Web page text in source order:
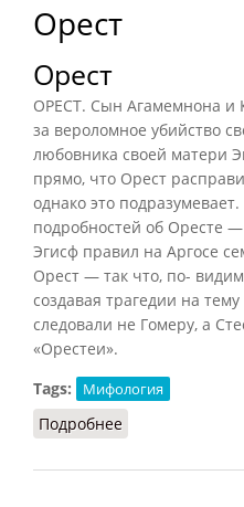
Орест
Орест
ОРЕСТ. Сын Агамемнона и
за вероломное убийство
любовника своей матери
прямо, что Орест
однако это
подробностей об Оресте
Эгисф правил на Аргосе
Орест — так что, по-
создавая трагедии на
следовали не Гомеру, а
«Орестеи».
Tags:
Мифология
Подробнее